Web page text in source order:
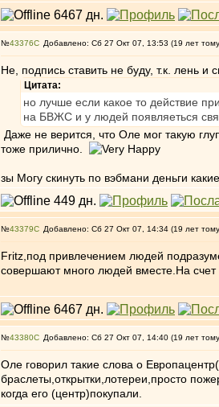
№43376 Добавлено: Сб 27 Окт 07, 13:53 (19 лет
Не, подпись ставить не буду, т.к. лень и
Цитата:
но лучше если какое то действие
на БВЖС и у людей появляеться
Даже не верится, что Оле мог такую
тоже прилично.
зы Могу скинуть по вэбмани деньги
№43379 Добавлено: Сб 27 Окт 07, 14:34 (19 лет
Fritz,под привлечением людей
совершают много людей вместе.На
№43380 Добавлено: Сб 27 Окт 07, 14:40 (19 лет
Оле говорил такие слова о
браслеты,открытки,лотереи,просто
когда его (центр)покупали.